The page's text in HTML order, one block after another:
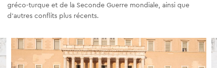
gréco-turque et de la Seconde Guerre mondiale, ainsi que
d'autres conflits plus récents.